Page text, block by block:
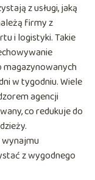
z usługi, jaką
firmy z
i logistyki. Takie
w tygodniu. Wiele
agencji
co redukuje do
wynajmu
z wygodnego